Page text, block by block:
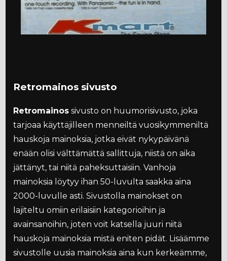
Retromainos sivusto
Retromainos sivusto on huumorisivusto, joka
tarjoaa käyttäjilleen menneiltä vuosikymmeniltä
hauskoja mainoksia, jotka eivät nykypäivänä
enään olisi välttämättä sallittuja, niistä on aika
jättänyt, tai niitä paheksuttaisiin. Vanhoja
mainoksia löytyy ihan 50-luvulta saakka aina
2000-luvulle asti. Sivustolla mainokset on
lajiteltu omiin erilaisiin kategorioihin ja
avainsanoihin, joten voit katsella juuri niitä
hauskoja mainoksia mistä eniten pidät. Lisäämme
sivustolle uusia mainoksia aina kun kerkeämme,